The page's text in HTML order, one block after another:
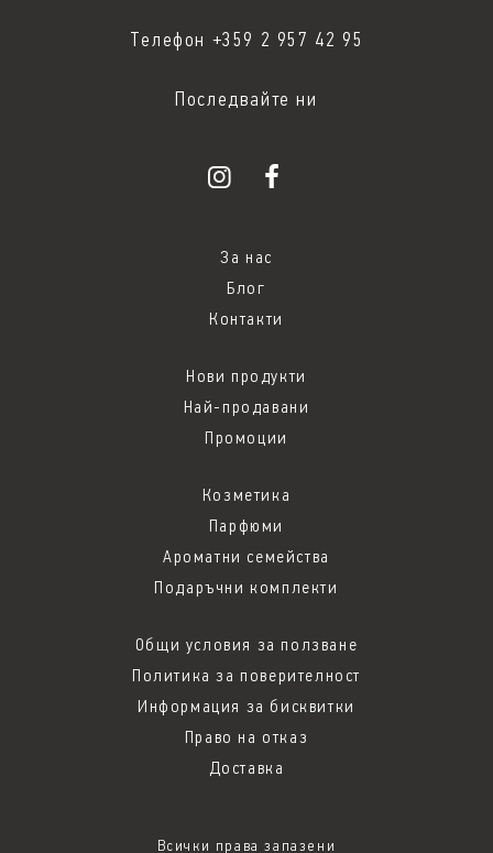
Телефон +359 2 957 42 95
Последвайте ни
За нас
Блог
Контакти
Нови продукти
Най-продавани
Промоции
Козметика
Парфюми
Ароматни семейства
Подаръчни комплекти
Общи условия за ползване
Политика за поверителност
Информация за бисквитки
Право на отказ
Доставка
Всички права запазени